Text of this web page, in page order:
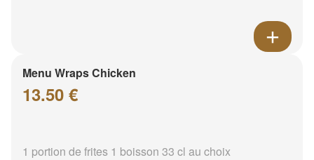
Menu Wraps Chicken
13.50 €
1 portion de frites 1 boisson 33 cl au choix